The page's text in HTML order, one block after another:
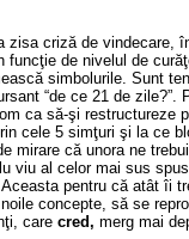
zisa criză de vindecare,
de nivelul de
simbolurile. Sunt
“de ce 21 de zile?”.
ca să-şi restructureze
cele 5 simţuri şi la ce
mirare că unora ne
viu al celor mai sus
pentru că atât îi
concepte, să se
care cred, merg mai